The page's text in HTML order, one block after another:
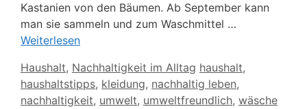
Kastanien von den Bäumen. Ab September kann
man sie sammeln und zum Waschmittel …
Weiterlesen
Kategorien
Haushalt, Nachhaltigkeit im Alltag Schlagwörter
haushalt,
haushaltstipps, kleidung, nachhaltig leben,
nachhaltigkeit, umwelt, umweltfreundlich, wäsche